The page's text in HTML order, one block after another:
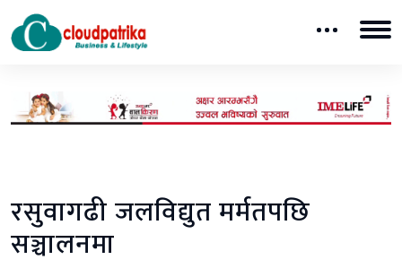
रसुवागढी जलविद्युत मर्मतपछि
सञ्चालनमा